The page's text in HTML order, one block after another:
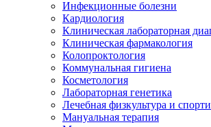
Инфекционные болезни
Кардиология
Клиническая лабораторная
Клиническая фармакология
Колопроктология
Коммунальная гигиена
Косметология
Лабораторная генетика
Лечебная физкультура и
Мануальная терапия